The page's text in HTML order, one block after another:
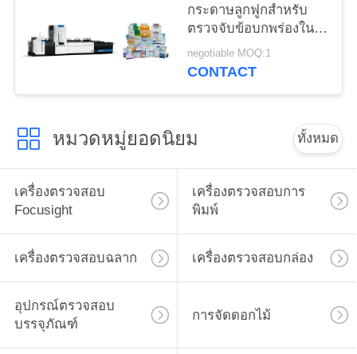
กระดาษลูกฟูกสำหรับ
ตรวจจับข้อบกพร่องใน
การพิมพ์
negotiable MOQ:1
CONTACT
หมวดหมู่ยอดนิยม ทั้งหมด
เครื่องตรวจสอบ
Focusight
เครื่องตรวจสอบการ
พิมพ์
เครื่องตรวจสอบฉลาก เครื่องตรวจสอบกล่อง
อุปกรณ์ตรวจสอบ
บรรจุภัณฑ์
การจัดดอกไม้